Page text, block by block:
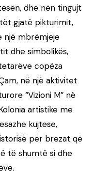
dhe nën tingujt
gjatë pikturimit,
një mbrëmjeje
dhe simbolikës,
copëza
në një aktivitet
“Vizioni M” në
artistike me
kujtese,
për brezat që
të shumtë si dhe